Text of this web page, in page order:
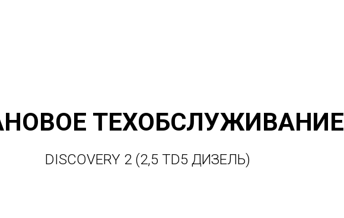
ТЕХОБСЛУЖИВАНИЕ
DISCOVERY 2 (2,5 TD5 ДИЗЕЛЬ)